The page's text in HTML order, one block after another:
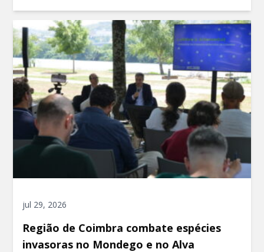
jul 29, 2026
Região de Coimbra combate espécies
invasoras no Mondego e no Alva